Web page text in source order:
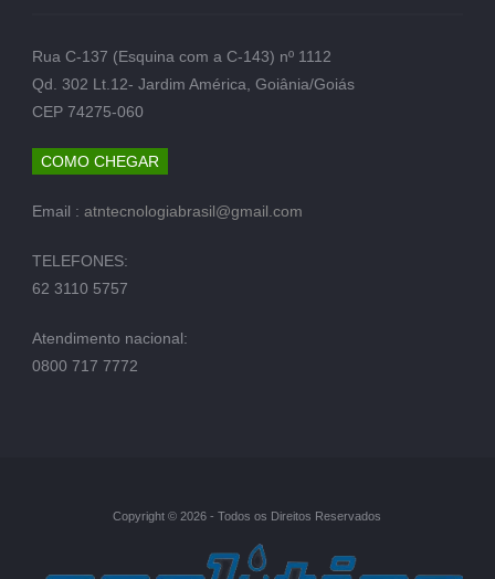
Rua C-137 (Esquina com a C-143) nº 1112
Qd. 302 Lt.12- Jardim América, Goiânia/Goiás
CEP 74275-060
COMO CHEGAR
Email : atntecnologiabrasil@gmail.com
TELEFONES:
62 3110 5757
Atendimento nacional:
0800 717 7772
Copyright © 2026 - Todos os Direitos Reservados